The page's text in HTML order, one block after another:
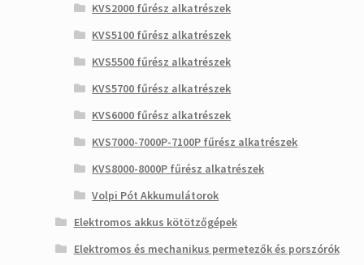
KVS2000 fűrész alkatrészek
KVS5100 fűrész alkatrészek
KVS5500 fűrész alkatrészek
KVS5700 fűrész alkatrészek
KVS6000 fűrész alkatrészek
KVS7000-7000P-7100P fűrész alkatrészek
KVS8000-8000P fűrész alkatrészek
Volpi Pót Akkumulátorok
Elektromos akkus kötötzőgépek
Elektromos és mechanikus permetezők és porszórók